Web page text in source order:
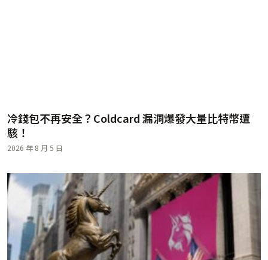
冷錢包不再安全？Coldcard 漏洞爆發大量比特幣遭
駭！
2026 年 8 月 5 日